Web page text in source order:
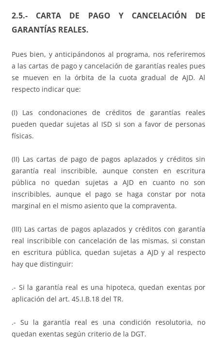
2.5.- CARTA DE PAGO Y CANCELACIÓN DE
GARANTÍAS REALES.
Pues bien, y anticipándonos al programa, nos referiremos
a las cartas de pago y cancelación de garantías reales pues
se mueven en la órbita de la cuota gradual de AJD. Al
respecto indicar que:
(I) Las condonaciones de créditos de garantías reales
pueden quedar sujetas al ISD si son a favor de personas
físicas.
(II) Las cartas de pago de pagos aplazados y créditos sin
garantía real inscribible, aunque consten en escritura
pública no quedan sujetas a AJD en cuanto no son
inscribibles, aunque el pago se haga constar por nota
marginal en el mismo asiento que la compraventa.
(III) Las cartas de pagos aplazados y créditos con garantía
real inscribible con cancelación de las mismas, si constan
en escritura pública, quedan sujetas a AJD y al respecto
hay que distinguir:
.- Si la garantía real es una hipoteca, quedan exentas por
aplicación del art. 45.I.B.18 del TR.
.- Su la garantía real es una condición resolutoria, no
quedan exentas según criterio de la DGT.